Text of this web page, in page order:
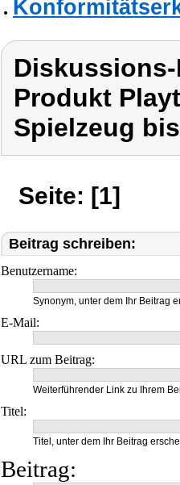
Produkt
Spielzeug
Seite: [1]
Beitrag schreiben:
Benutzername:
Synonym, unter dem Ihr Beitrag
E-Mail:
URL zum Beitrag:
Weiterführender Link zu Ihrem
Titel:
Titel, unter dem Ihr Beitrag
Beitrag: